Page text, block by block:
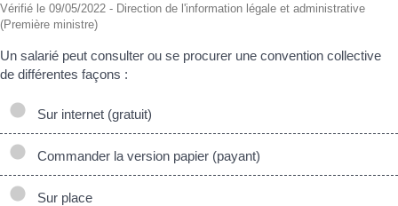
Vérifié le 09/05/2022 - Direction de l'information légale et administrative
(Première ministre)
Un salarié peut consulter ou se procurer une convention collective
de différentes façons :
Sur internet (gratuit)
Commander la version papier (payant)
Sur place